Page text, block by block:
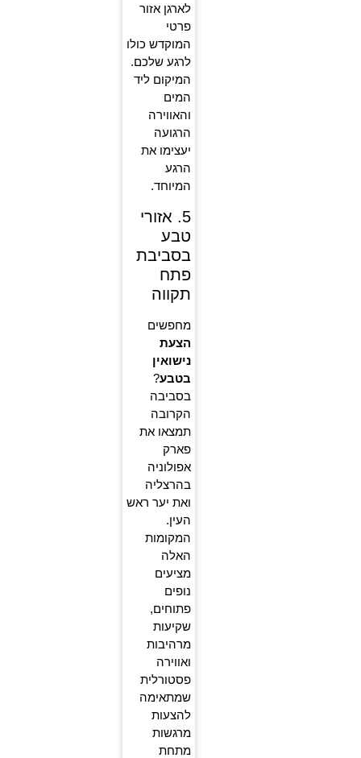
לארגן אזור
פרטי
המוקדש כולו
לרגע שלכם.
המיקום ליד
המים
והאווירה
הרגועה
יעצימו את
הרגע
המיוחד.
5. אזורי
טבע
בסביבת
פתח
תקווה
מחפשים
הצעת
נישואין
בטבע?
בסביבה
הקרובה
תמצאו את
פארק
אפולוניה
בהרצליה
ואת יער ראש
העין.
המקומות
האלה
מציעים
נופים
פתוחים,
שקיעות
מרהיבות
ואווירה
פסטורלית
שמתאימה
להצעות
מרגשות
מתחת